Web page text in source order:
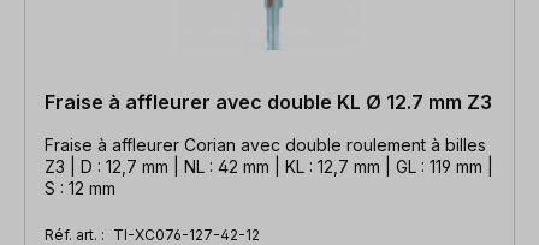
Fraise à affleurer avec double KL Ø 12.7 mm Z3
Fraise à affleurer Corian avec double roulement à billes
Z3 | D : 12,7 mm | NL : 42 mm | KL : 12,7 mm | GL : 119 mm |
S : 12 mm
Réf. art. : TI-XC076-127-42-12